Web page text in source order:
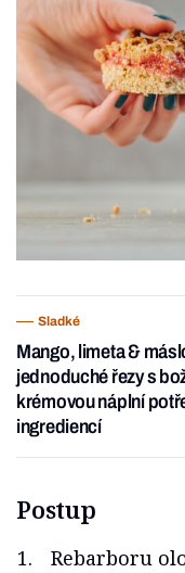
Sladké
Mango, limeta &
jednoduché řezy s
krémovou náplní
ingrediencí
Postup
Rebarboru